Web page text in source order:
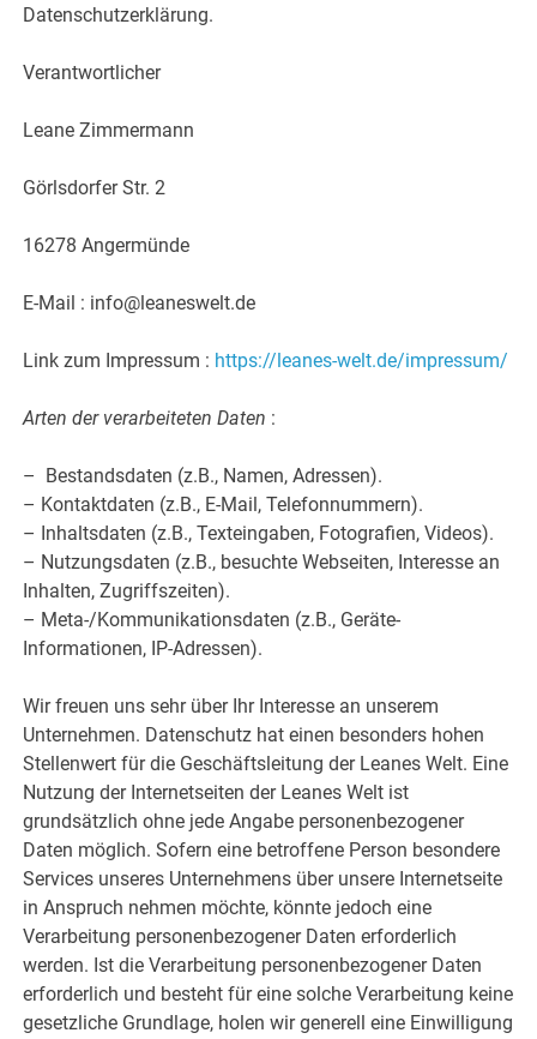
Datenschutzerklärung.
Verantwortlicher
Leane Zimmermann
Görlsdorfer Str. 2
16278 Angermünde
E-Mail : info@leaneswelt.de
Link zum Impressum : https://leanes-welt.de/impressum/
Arten der verarbeiteten Daten :
– Bestandsdaten (z.B., Namen, Adressen).
– Kontaktdaten (z.B., E-Mail, Telefonnummern).
– Inhaltsdaten (z.B., Texteingaben, Fotografien, Videos).
– Nutzungsdaten (z.B., besuchte Webseiten, Interesse an
Inhalten, Zugriffszeiten).
– Meta-/Kommunikationsdaten (z.B., Geräte-
Informationen, IP-Adressen).
Wir freuen uns sehr über Ihr Interesse an unserem
Unternehmen. Datenschutz hat einen besonders hohen
Stellenwert für die Geschäftsleitung der Leanes Welt. Eine
Nutzung der Internetseiten der Leanes Welt ist
grundsätzlich ohne jede Angabe personenbezogener
Daten möglich. Sofern eine betroffene Person besondere
Services unseres Unternehmens über unsere Internetseite
in Anspruch nehmen möchte, könnte jedoch eine
Verarbeitung personenbezogener Daten erforderlich
werden. Ist die Verarbeitung personenbezogener Daten
erforderlich und besteht für eine solche Verarbeitung keine
gesetzliche Grundlage, holen wir generell eine Einwilligung